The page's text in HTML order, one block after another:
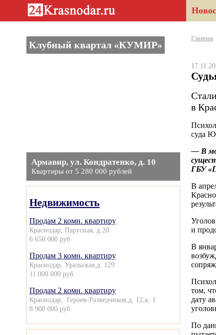
Клубный квартал «КУМИР»
Армавир, ул. Кондратенко, д. 10
Квартиры от 5 280 000 рублей
Недвижимость
Продам 2 комн. квартиру
Краснодар, Парусная, д.20
6 650 000 руб
Продам 3 комн. квартиру
Краснодар, Уральская,д. 129
11 000 000 руб
Продам 2 комн. квартиру
Краснодар, Героев-Разведчиков,д. 12,к. 1
8 900 000 руб
Главная
в
суда
— В
ГБУ
В
и
В
том,
дату
По